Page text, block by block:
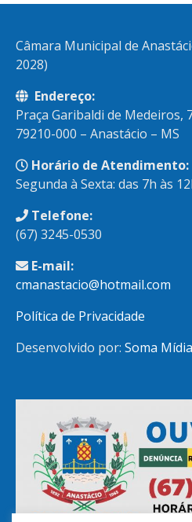
Câmara Municipal de
2028)
Endereço:
Praça Garibaldi de Medeiros,
79210-000 – Anastácio – MS
Horário de Atendimento:
Segunda à Sexta: das 7h às
Telefone:
(67) 3245-0530
E-mail:
cmanastacio@hotmail.com
Política de Privacidade
Desenvolvido por: Soma Mídia